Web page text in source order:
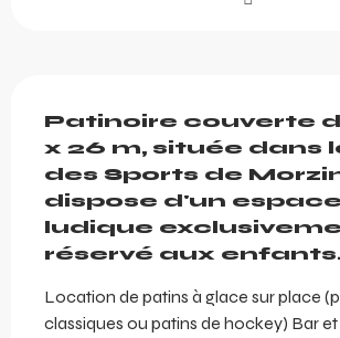
Patinoire couverte
x 26 m, située dans
des Sports de
dispose d'un espace
ludique
réservé aux
Location de patins à glace sur place
classiques ou patins de hockey) Bar